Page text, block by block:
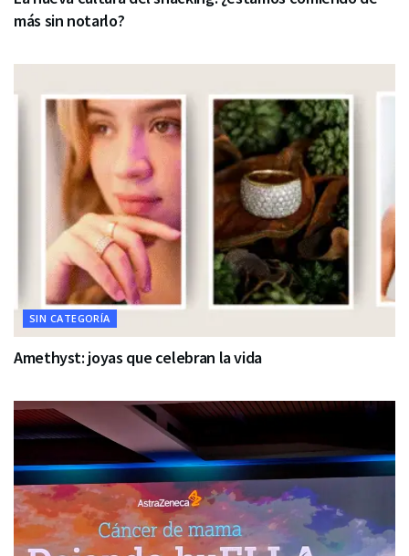
más sin notarlo?
SIN CATEGORÍA
Amethyst: joyas que celebran la vida